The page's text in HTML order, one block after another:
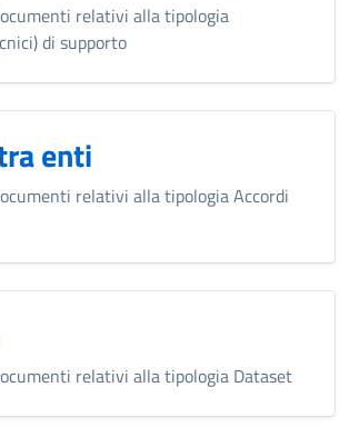
relativi alla tipologia
di supporto
enti
relativi alla tipologia Accordi
relativi alla tipologia Dataset